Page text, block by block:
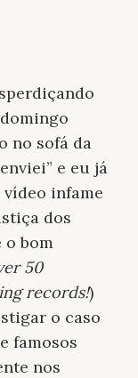
no sofá da
e eu já
infame
dos
o bom
50
records!)
o caso
famosos
nos